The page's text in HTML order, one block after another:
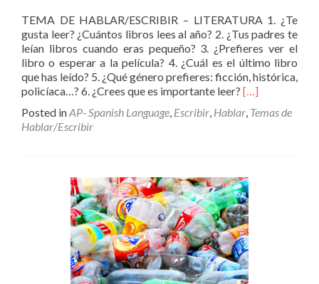
TEMA DE HABLAR/ESCRIBIR – LITERATURA 1. ¿Te
gusta leer? ¿Cuántos libros lees al año? 2. ¿Tus padres te
leían libros cuando eras pequeño? 3. ¿Prefieres ver el
libro o esperar a la película? 4. ¿Cuál es el último libro
que has leído? 5. ¿Qué género prefieres: ficción, histórica,
policíaca…? 6. ¿Crees que es importante leer? Read
about
–
LITERATURA
[…]
Posted inAP- Spanish Language, Escribir, Hablar, Temas de
Hablar/Escribir